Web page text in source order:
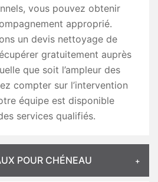
vous pouvez obtenir
approprié.
un devis nettoyage de
gratuitement auprès
que soit l’ampleur des
compter sur l’intervention
équipe est disponible
services qualifiés.
POUR CHÉNEAU